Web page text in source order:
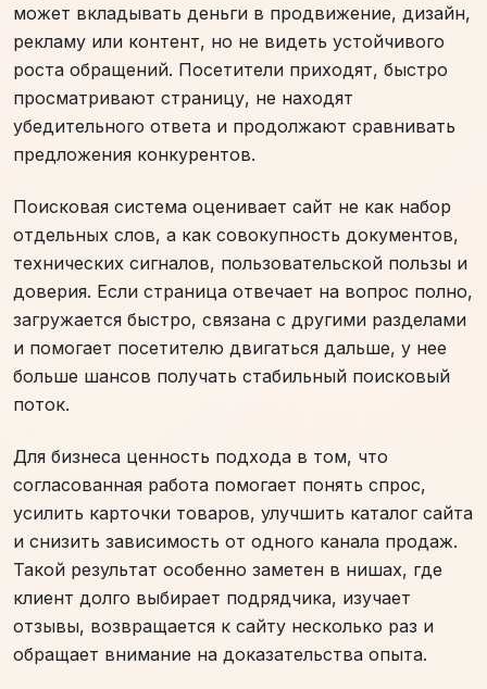
может вкладывать деньги в продвижение, дизайн,
рекламу или контент, но не видеть устойчивого
роста обращений. Посетители приходят, быстро
просматривают страницу, не находят
убедительного ответа и продолжают сравнивать
предложения конкурентов.
Поисковая система оценивает сайт не как набор
отдельных слов, а как совокупность документов,
технических сигналов, пользовательской пользы и
доверия. Если страница отвечает на вопрос полно,
загружается быстро, связана с другими разделами
и помогает посетителю двигаться дальше, у нее
больше шансов получать стабильный поисковый
поток.
Для бизнеса ценность подхода в том, что
согласованная работа помогает понять спрос,
усилить карточки товаров, улучшить каталог сайта
и снизить зависимость от одного канала продаж.
Такой результат особенно заметен в нишах, где
клиент долго выбирает подрядчика, изучает
отзывы, возвращается к сайту несколько раз и
обращает внимание на доказательства опыта.